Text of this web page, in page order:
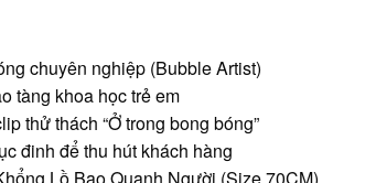
chuyên nghiệp (Bubble Artist)
tàng khoa học trẻ em
thử thách “Ở trong bong bóng”
đinh để thu hút khách hàng